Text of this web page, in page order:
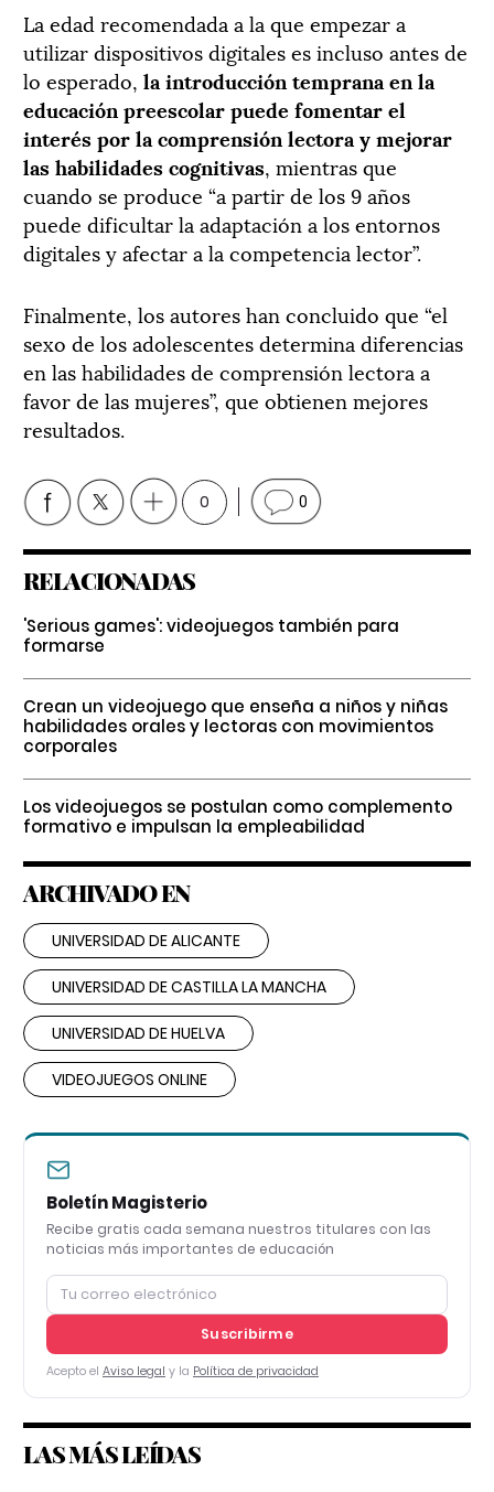
La edad recomendada a la que empezar a
utilizar dispositivos digitales es incluso antes de
lo esperado, la introducción temprana en la
educación preescolar puede fomentar el
interés por la comprensión lectora y mejorar
las habilidades cognitivas, mientras que
cuando se produce “a partir de los 9 años
puede dificultar la adaptación a los entornos
digitales y afectar a la competencia lector”.
Finalmente, los autores han concluido que “el
sexo de los adolescentes determina diferencias
en las habilidades de comprensión lectora a
favor de las mujeres”, que obtienen mejores
resultados.
0 0
RELACIONADAS
'Serious games': videojuegos también para
formarse
Crean un videojuego que enseña a niños y niñas
habilidades orales y lectoras con movimientos
corporales
Los videojuegos se postulan como complemento
formativo e impulsan la empleabilidad
ARCHIVADO EN
UNIVERSIDAD DE ALICANTE
UNIVERSIDAD DE CASTILLA LA MANCHA
UNIVERSIDAD DE HUELVA
VIDEOJUEGOS ONLINE
Boletín Magisterio
Recibe gratis cada semana nuestros titulares con las
noticias más importantes de educación
Suscribirme
Acepto el Aviso legal y la Política de privacidad
LAS MÁS LEÍDAS